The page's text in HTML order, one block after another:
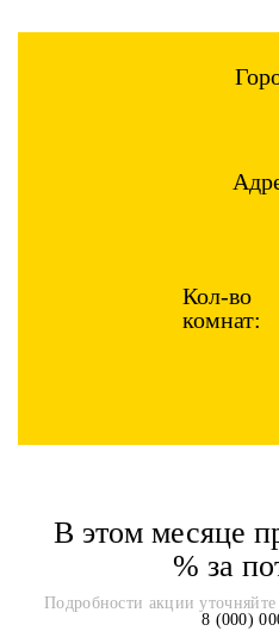
Кол-во
комнат:
В этом месяце
% за
Подробности акции
8 (000)